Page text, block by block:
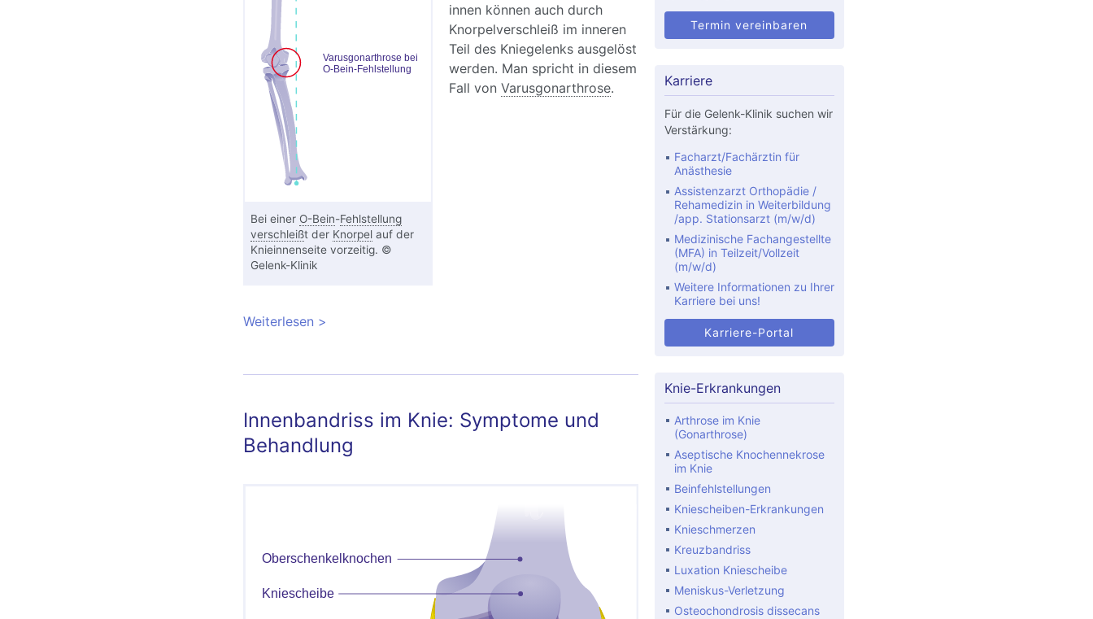
Bei einer O-Bein-Fehlstellung
verschleißt der Knorpelauf der
Knieinnenseite vorzeitig. ©
Gelenk-Klinik
innen können auch durch
Knorpelverschleiß im inneren
Teil des Kniegelenks ausgelöst
werden. Man spricht in diesem
Fall von Varusgonarthrose.
Weiterlesen über Knieschmerzen Innenseite: Ursachen und
Innenbandriss im Knie: Symptome und
Behandlung
Termin vereinbaren
Karriere
Für die Gelenk-Klinik suchen wir
Verstärkung:
Facharzt/Fachärztin für
Anästhesie
Assistenzarzt Orthopädie /
Rehamedizin in Weiterbildung
/app. Stationsarzt (m/w/d)
Medizinische Fachangestellte
(MFA) in Teilzeit/Vollzeit
(m/w/d)
Weitere Informationen zu Ihrer
Karriere bei uns!
Karriere-Portal
Knie-Erkrankungen
Arthrose im Knie
(Gonarthrose)
Aseptische Knochennekrose
im Knie
Beinfehlstellungen
Kniescheiben-Erkrankungen
Knieschmerzen
Kreuzbandriss
Luxation Kniescheibe
Meniskus-Verletzung
Osteochondrosis dissecans